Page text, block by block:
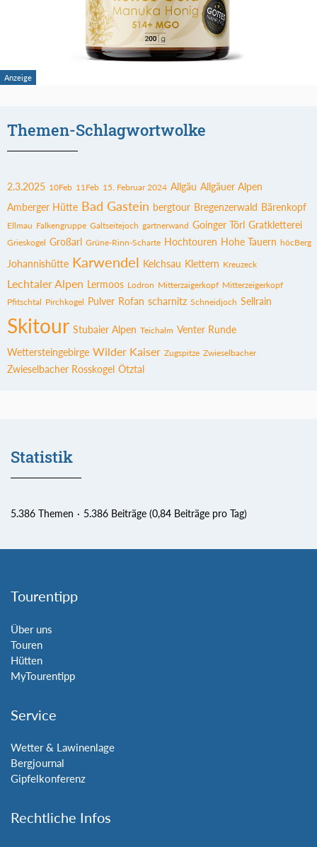
Themen-Schlagwortwolke
2.3.2025 10Feb 11Feb 15. Februar 2024 Allgäu Allgäuer Alpen
Amberger Hütte Bad Gastein bergtour Bregenzerwald Bärenkopf
Ellmau Falkengruppe Galtseitejoch gartnerwand Goinger Törl Gratkletterei
Grieskogel Großarl Grüne-Rinn-Scharte Hochtouren Hohe Tauern höcBerg
Johannishütte Karwendel Kelchsau Klettern Kreuzeck
Lechtaler Alpen Lermoos Lodron Mitterzaigerkopf Mitterzeigerkopf
Pfitschtal Pirchkogel Pulver Rofan scharnitz Schneidjoch Sellrain
Skitour Stubaier Alpen Teichalm Venter Runde
Wettersteingebirge Wilder Kaiser Zugspitze Zwieselbacher
Zwieselbacher Rosskogel Ötztal
Statistik
5.386 Themen 5.386 Beiträge (0,84 Beiträge pro Tag)
Tourentipp
Über uns
Touren
Hütten
MyTourentipp
Service
Wetter & Lawinenlage
Bergjournal
Gipfelkonferenz
Rechtliche Infos